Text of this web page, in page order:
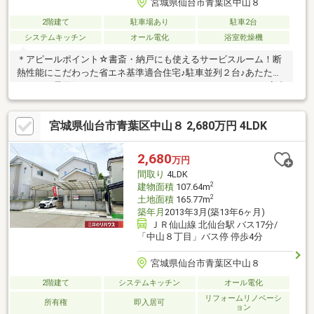
宮城県仙台市青葉区中山８
2階建て 駐車場あり
駐車2台
システムキッチン
オール電化 浴室乾燥機
＊アピールポイント☆書斎・納戸にも使えるサービスルーム！断
熱性能にこだわった省エネ基準適合住宅♪駐車並列２台♪あたたか
物干し♪（洗面・ホール）インテリアやメモも貼れるマグネットボ
ード！＊ライフインフォメーション☆イオン仙台中山店：徒歩8
分ヨークベニマル：徒歩7分中山中学校：徒歩9分＊購入サポート
情報☆お客様のご希望・弊社おすすめの金融機関での住宅ローン
事前審査を行えます♪（無料）既存ローンがある方や借入金額の目
安が知りたい人もお気軽にご相談下さい♪
宮城県仙台市青葉区中山８ 2,680万円 4LDK
2,680万円
間取り 4LDK
建物面積107.64m2
土地面積165.77m2
築年月 2013年3月(築13年6ヶ月)
ＪＲ仙山線 北仙台駅 バス17分/
「中山８丁目」バス停 停歩4分
宮城県仙台市青葉区中山８
2階建て システムキッチン オール電化
所有権 即入居可
リフォームリノベーシ
ョン